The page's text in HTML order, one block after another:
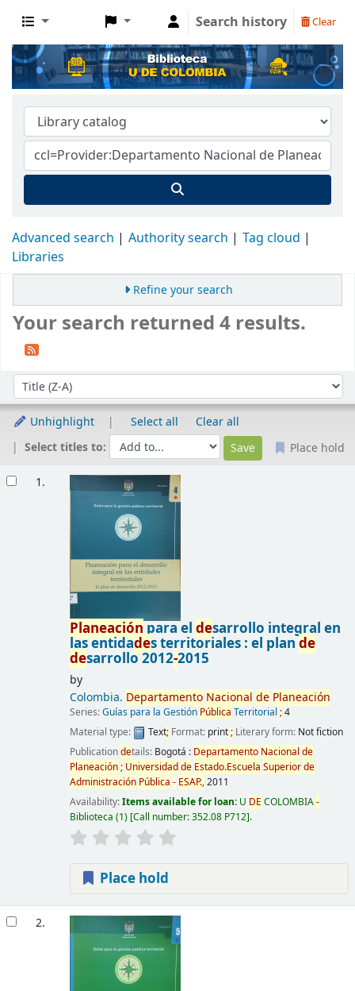
Search history Clear
Advanced search Authority search
Tag cloud
Libraries
Refine your search
Your search returned 4 results.
Sort by:
Unhighlight Select all
Clear all
Select titles to:
Place hold
1.
Planeación para el desarrollo integral en
las entidades territoriales : el plan de
desarrollo 2012-2015
by
Colombia. Departamento Nacional de Planeación
Series:Guías para la Gestión Pública Territorial ;4
Material type:
Text;Format: print;Literary form: Not fiction
Publicationdetails: Bogotá : Departamento Nacional de
Planeación; Universidadde Estado.Escuela Superiorde
Administración Pública - ESAP.,2011
Availability:Items available for loan: U DE COLOMBIA-
Biblioteca (1) Call number:352.08 P712 .
Place hold
2.